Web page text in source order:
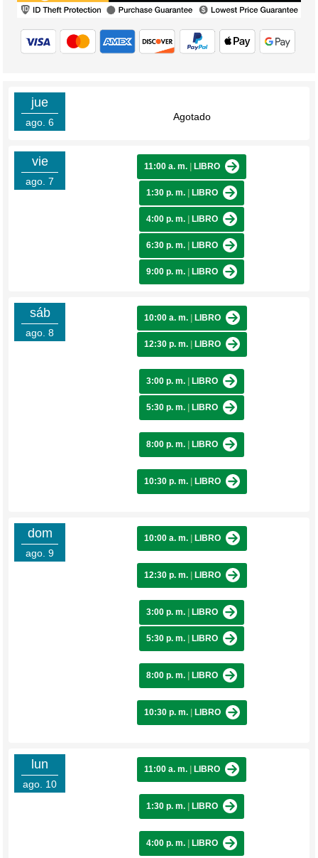
jue
ago. 6 Agotado
vie
ago. 7
11:00 a. m. LIBRO
1:30 p. m. LIBRO
4:00 p. m. LIBRO
6:30 p. m. LIBRO
9:00 p. m. LIBRO
sáb
ago. 8
10:00 a. m. LIBRO
12:30 p. m. LIBRO
3:00 p. m. LIBRO
5:30 p. m. LIBRO
8:00 p. m. LIBRO
10:30 p. m. LIBRO
dom
ago. 9
10:00 a. m. LIBRO
12:30 p. m. LIBRO
3:00 p. m. LIBRO
5:30 p. m. LIBRO
8:00 p. m. LIBRO
10:30 p. m. LIBRO
lun
ago. 10
11:00 a. m. LIBRO
1:30 p. m. LIBRO
4:00 p. m. LIBRO